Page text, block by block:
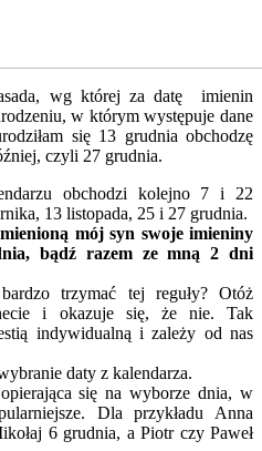
wg której za datę imienin
w którym występuje dane
się 13 grudnia obchodzę
czyli 27 grudnia.
obchodzi kolejno 7 i 22
13 listopada, 25 i 27 grudnia.
mój syn swoje imieniny
bądź razem ze mną 2 dni
trzymać tej reguły? Otóż
i okazuje się, że nie. Tak
indywidualną i zależy od nas
daty z kalendarza.
się na wyborze dnia, w
Dla przykładu Anna
6 grudnia, a Piotr czy Paweł